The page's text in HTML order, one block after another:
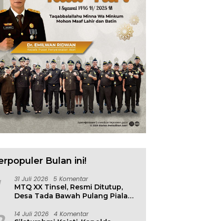
Bulan ini!
31 Juli 2026 5 Komentar
MTQ XX Tinsel, Resmi Ditutup,
Desa Tada Bawah Pulang Piala
14 Juli 2026 4 Komentar